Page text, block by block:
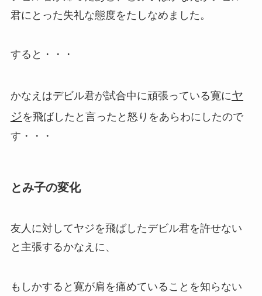
君にとった失礼な態度をたしなめました。
すると・・・
かなえはデビル君が試合中に頑張っている寛にヤ
ジを飛ばしたと言ったと怒りをあらわにしたので
す・・・
とみ子の変化
友人に対してヤジを飛ばしたデビル君を許せない
と主張するかなえに、
もしかすると寛が肩を痛めていることを知らない